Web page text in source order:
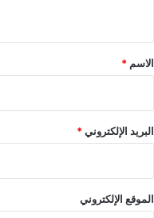
*
الاسم *
البريد الإلكتروني*
الموقع الإلكتروني